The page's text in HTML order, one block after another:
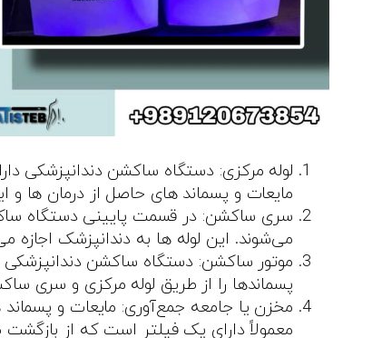
لوله مرکزی: دستگاه ساکشن
مایعات و پسماند های حاصل از درمان‌ ها
سری ساکشن: در قسمت پایینی دستگاه
می‌شوند. این لوله‌ ها به دندانپزشک
موتور ساکشن: دستگاه ساکشن دندانپزشکی
پسماندها را از طریق لوله مرکزی و
مخزن یا جامعه جمع‌آوری: مایعات و
معمولاً دارای یک فیلتر است که از